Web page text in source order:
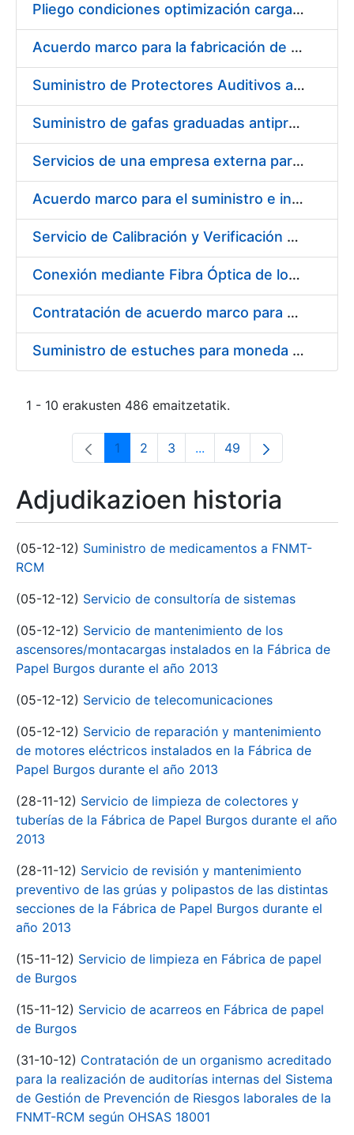
Erakutsi/Ezkutatu
Pliego condiciones optimización cargas compras firmado
Acuerdo marco para la fabricación de piezas
Suministro de Protectores Auditivos a medida para las personas trabajadoras de los Centros de Trabajo de Madrid y Burgos
Suministro de gafas graduadas antiproyecciones para los trabajadores de la FNMT-RCM en los centros de trabajo de Madrid y Burgos
Servicios de una empresa externa para el asesoramiento y resolución de los recursos de alzada que se presentan relacionados con procesos de selección para la FNMT-RCM
Acuerdo marco para el suministro e instalación de persianas, estores y otros complementos
Servicio de Calibración y Verificación Externa de los Equipos de Medición del Servicio de Prevención de la FNMT-RCM
Conexión mediante Fibra Óptica de los Centros de Proceso de Datos (CPDs) de las sedes de la FNMT-RCM de Burgos y Madrid
Contratación de acuerdo marco para el Suministro de Material de Electricidad para la Fábrica Nacional de Moneda y Timbre-Real Casa de la Moneda en su centro de trabajo de Burgos
Suministro de estuches para moneda de 30 €
1 - 10 erakusten 486 emaitzetatik.
Orrialdea
1 Orrialdea
2 Orrialdea
3 ...Intermediate Pages Use
Orrialdea
49
Adjudikazioen historia
(05-12-12) Suministro de medicamentos a FNMT-
RCM
(05-12-12) Servicio de consultoría de sistemas
(05-12-12) Servicio de mantenimiento de los
ascensores/montacargas instalados en la Fábrica de
Papel Burgos durante el año 2013
(05-12-12) Servicio de telecomunicaciones
(05-12-12) Servicio de reparación y mantenimiento
de motores eléctricos instalados en la Fábrica de
Papel Burgos durante el año 2013
(28-11-12) Servicio de limpieza de colectores y
tuberías de la Fábrica de Papel Burgos durante el año
2013
(28-11-12) Servicio de revisión y mantenimiento
preventivo de las grúas y polipastos de las distintas
secciones de la Fábrica de Papel Burgos durante el
año 2013
(15-11-12) Servicio de limpieza en Fábrica de papel
de Burgos
(15-11-12) Servicio de acarreos en Fábrica de papel
de Burgos
(31-10-12) Contratación de un organismo acreditado
para la realización de auditorías internas del Sistema
de Gestión de Prevención de Riesgos laborales de la
FNMT-RCM según OHSAS 18001